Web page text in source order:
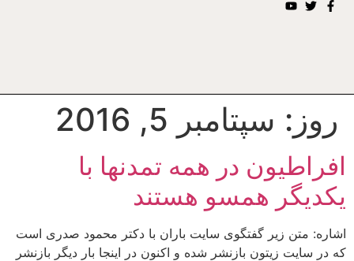
روز: سپتامبر 5, 2016
افراطیون در همه تمدنها با
یکدیگر همسو هستند
اشاره: متن زیر گفتگوی سایت باران با دکتر محمود صدری است
که در سایت زیتون بازنشر شده و اکنون در اینجا بار دیگر بازنشر